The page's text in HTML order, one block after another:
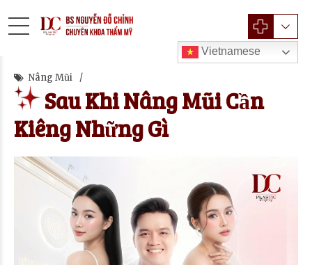
Vietnamese
Nâng Mũi
Sau Khi Nâng Mũi Cần
Kiêng Những Gì